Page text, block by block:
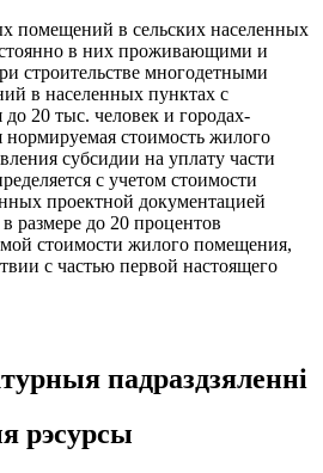
помещений в сельских населенных
в них проживающими и
строительстве многодетными
в населенных пунктах с
20 тыс. человек и городах-
нормируемая стоимость жилого
субсидии на уплату части
с учетом стоимости
проектной документацией
размере до 20 процентов
стоимости жилого помещения,
с частью первой настоящего
падраздзяленні
рэсурсы